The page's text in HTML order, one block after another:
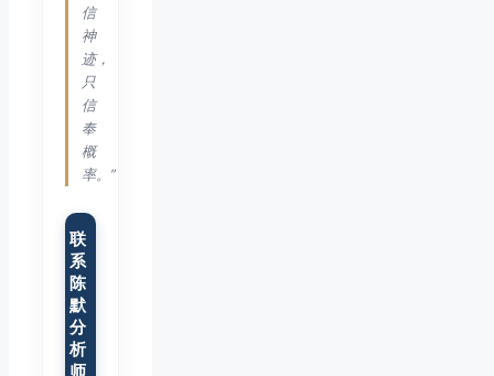
信
神
迹，
只
信
奉
概
率。”
联
系
陈
默
分
析
师